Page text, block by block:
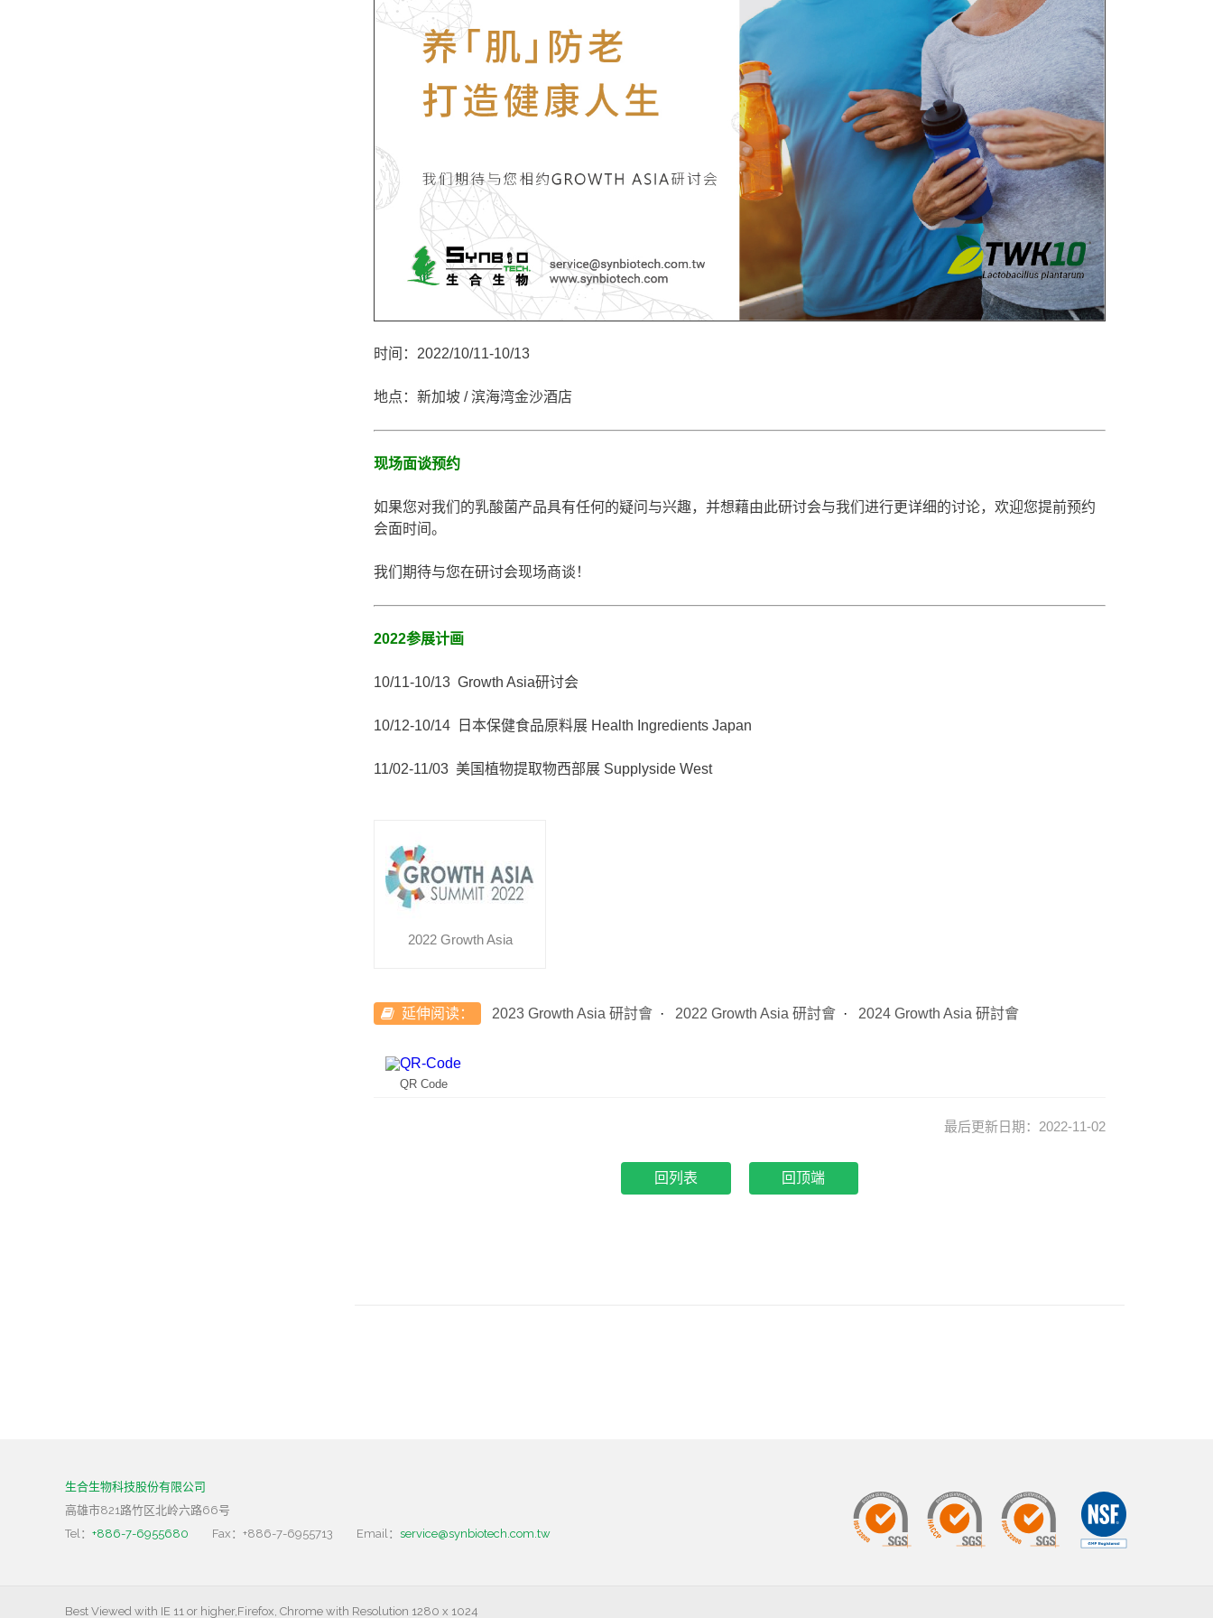
时间：2022/10/11-10/13
地点：新加坡 / 滨海湾金沙酒店
现场面谈预约
如果您对我们的乳酸菌产品具有任何的疑问与兴趣，并想藉由此研讨会与我们进行更详细的讨论，欢迎您提前预约
会面时间。
我们期待与您在研讨会现场商谈！
2022参展计画
10/11-10/13 Growth Asia研讨会
10/12-10/14 日本保健食品原料展 Health Ingredients Japan
11/02-11/03 美国植物提取物西部展 Supplyside West
2022 Growth Asia
延伸阅读： 2023 Growth Asia 研討會 2022 Growth Asia 研討會 2024 Growth Asia 研討會
QR Code
最后更新日期：2022-11-02
回顶端
生合生物科技股份有限公司
高雄市821路竹区北岭六路66号
Tel： +886-7-6955680 Fax：+886-7-6955713 Email： service@synbiotech.com.tw
Best Viewed with IE 11 or higher,Firefox, Chrome with Resolution 1280 x 1024